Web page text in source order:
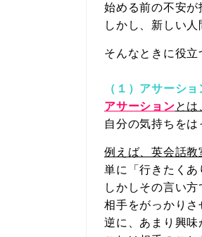
始める前の不安が
しかし、新しい
そんなときに役
（１）アサーショ
アサーションとは
自分の気持ちを
例えば、英会話
単に「行きたくあ
しかしその言い
相手をがっかりさ
逆に、あまり興味